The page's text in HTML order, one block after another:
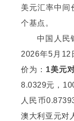
美元汇率中间
个基点。
中国人民
2026年5月12
价为： 1美元
8.0329元，
人民币
澳大利亚元对